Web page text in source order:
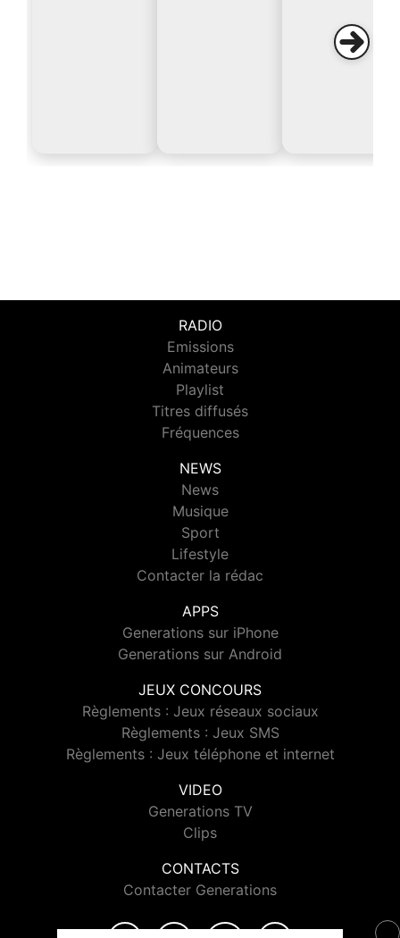
RADIO
Emissions
Animateurs
Playlist
Titres diffusés
Fréquences
NEWS
News
Musique
Sport
Lifestyle
Contacter la rédac
APPS
Generations sur iPhone
Generations sur Android
JEUX CONCOURS
Règlements : Jeux réseaux sociaux
Règlements : Jeux SMS
Règlements : Jeux téléphone et internet
VIDEO
Generations TV
Clips
CONTACTS
Contacter Generations